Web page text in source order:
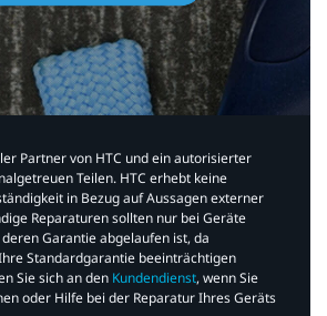
Partner von HTC und ein autorisierter
Teilen. HTC erhebt keine
in Bezug auf Aussagen externer
Reparaturen sollten nur bei Geräte
Garantie abgelaufen ist, da
Standardgarantie beeinträchtigen
Sie sich an den Kundendienst, wenn Sie
oder Hilfe bei der Reparatur Ihres Geräts